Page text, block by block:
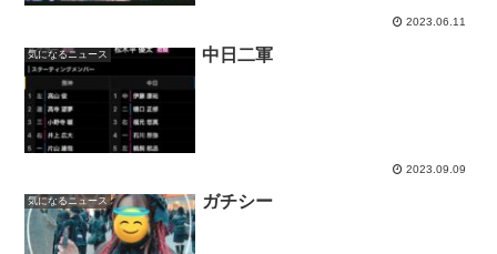
2023.06.11
気になるニュース 中日二軍
2023.09.09
気になるニュース ガチシー